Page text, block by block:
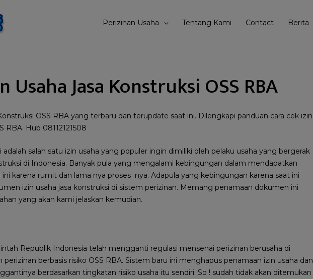
Perizinan Usaha Tentang Kami Contact Berita
Usaha Jasa Konstruksi OSS RBA
OSS RBA yang terbaru dan terupdate saat ini. Dilengkapi panduan cara cek izin
RBA. Hub 08112121508
adalah salah satu izin usaha yang populer ingin dimiliki oleh pelaku usaha yang bergerak
di Indonesia. Banyak pula yang mengalami kebingungan dalam mendapatkan
ini karena rumit dan lama nya proses nya. Adapula yang kebingungan karena saat ini
izin usaha jasa konstruksi di sistem perizinan. Memang penamaan dokumen ini
yang akan kami jelaskan kemudian.
Republik Indonesia telah mengganti regulasi mensenai perizinan berusaha di
berbasis risiko OSS RBA. Sistem baru ini menghapus penamaan izin usaha dan
berdasarkan tingkatan risiko usaha itu sendiri. So ! sudah tidak akan ditemukan